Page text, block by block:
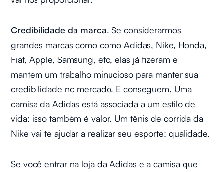
Credibilidade da marca. Se considerarmos
grandes marcas como como Adidas, Nike, Honda,
Fiat, Apple, Samsung, etc, elas já fizeram e
mantem um trabalho minucioso para manter sua
credibilidade no mercado. E conseguem. Uma
camisa da Adidas está associada a um estilo de
vida: isso também é valor. Um tênis de corrida da
Nike vai te ajudar a realizar seu esporte: qualidade.
Se você entrar na loja da Adidas e a camisa que